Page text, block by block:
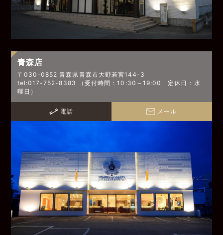
青森店
〒030-0852 青森県青森市大野若宮144-3
tel:017-752-8383 （受付時間：10:30～19:00 定休日：水
曜日）
電話 メール